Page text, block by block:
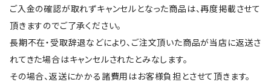
ご入金の確認が取れずキャンセルとなった商品は、再度掲載させて
頂きますのでご了承ください。
長期不在・受取辞退などにより、ご注文頂いた商品が当店に返送さ
れてきた場合はキャンセルされたとみなします。
その場合、返送にかかる諸費用はお客様負担とさせて頂きます。